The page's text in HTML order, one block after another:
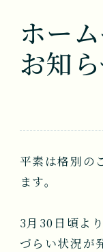
ABOUT US
会社案内
COMPANY
ホー
お知
平素は格別の
ます。
3月30日頃よ
づらい状況が